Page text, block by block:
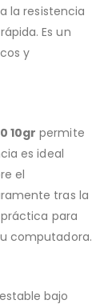
la resistencia
Es un
y
10gr permite
es ideal
el
tras la
para
computadora.
estable bajo